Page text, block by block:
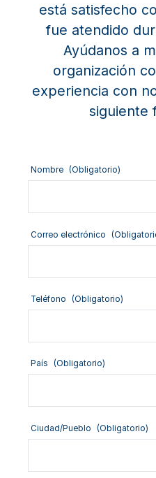
está satisfecho
fue atendido
Ayúdanos a
organización
experiencia con
siguiente
Nombre (Obligatorio)
Correo electrónico
Teléfono (Obligatorio)
País (Obligatorio)
Ciudad/Pueblo (Obligatorio)